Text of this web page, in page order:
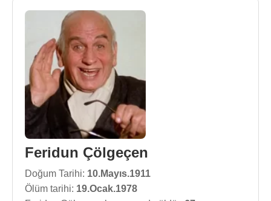
Feridun Çölgeçen
Doğum Tarihi: 10.Mayıs.1911
Ölüm tarihi: 19.Ocak.1978